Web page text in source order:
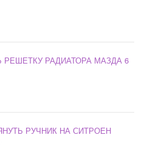
РЕШЕТКУ РАДИАТОРА МАЗДА 6
РУЧНИК НА СИТРОЕН